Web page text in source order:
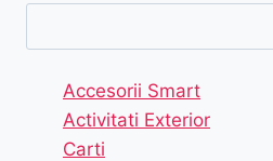
Accesorii Smart
Activitati Exterior
Carti